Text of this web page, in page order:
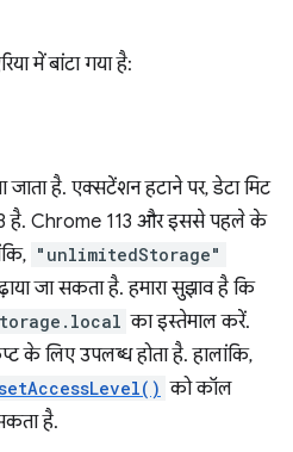
में बांटा गया है:
जाता है. एक्सटेंशन हटाने पर, डेटा मिट
है. Chrome 113 और इससे पहले के
"unlimitedStorage"
जा सकता है. हमारा सुझाव है कि
का इस्तेमाल करें.
के लिए उपलब्ध होता है. हालांकि,
को कॉल
है.